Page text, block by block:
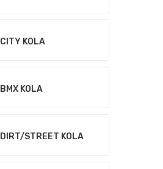
CITY KOLA
BMX KOLA
DIRT/STREET KOLA